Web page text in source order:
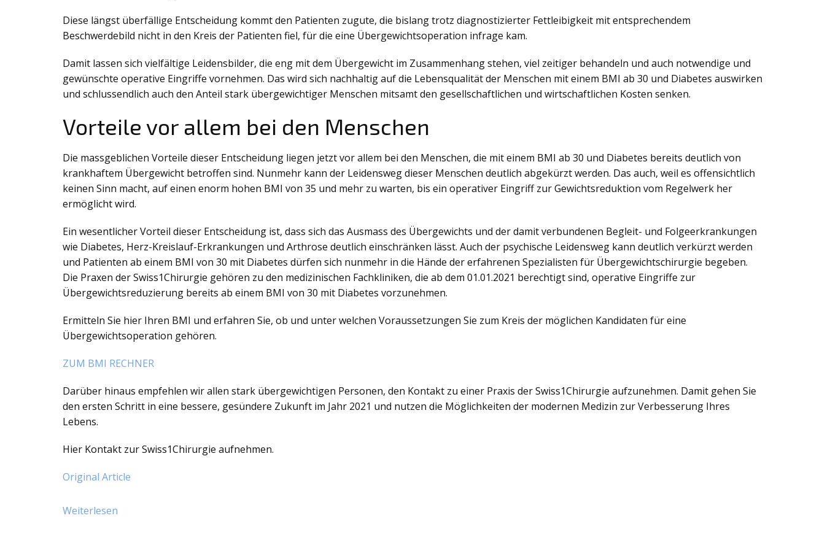
Diese längst überfällige Entscheidung kommt den Patienten zugute, die bislang trotz diagnostizierter Fettleibigkeit mit entsprechendem
Beschwerdebild nicht in den Kreis der Patienten fiel, für die eine Übergewichtsoperation infrage kam.
Damit lassen sich vielfältige Leidensbilder, die eng mit dem Übergewicht im Zusammenhang stehen, viel zeitiger behandeln und auch notwendige und
gewünschte operative Eingriffe vornehmen. Das wird sich nachhaltig auf die Lebensqualität der Menschen mit einem BMI ab 30 und Diabetes auswirken
und schlussendlich auch den Anteil stark übergewichtiger Menschen mitsamt den gesellschaftlichen und wirtschaftlichen Kosten senken.
Vorteile vor allem bei den Menschen
Die massgeblichen Vorteile dieser Entscheidung liegen jetzt vor allem bei den Menschen, die mit einem BMI ab 30 und Diabetes bereits deutlich von
krankhaftem Übergewicht betroffen sind. Nunmehr kann der Leidensweg dieser Menschen deutlich abgekürzt werden. Das auch, weil es offensichtlich
keinen Sinn macht, auf einen enorm hohen BMI von 35 und mehr zu warten, bis ein operativer Eingriff zur Gewichtsreduktion vom Regelwerk her
ermöglicht wird.
Ein wesentlicher Vorteil dieser Entscheidung ist, dass sich das Ausmass des Übergewichts und der damit verbundenen Begleit- und Folgeerkrankungen
wie Diabetes, Herz-Kreislauf-Erkrankungen und Arthrose deutlich einschränken lässt. Auch der psychische Leidensweg kann deutlich verkürzt werden
und Patienten ab einem BMI von 30 mit Diabetes dürfen sich nunmehr in die Hände der erfahrenen Spezialisten für Übergewichtschirurgie begeben.
Die Praxen der Swiss1Chirurgie gehören zu den medizinischen Fachkliniken, die ab dem 01.01.2021 berechtigt sind, operative Eingriffe zur
Übergewichtsreduzierung bereits ab einem BMI von 30 mit Diabetes vorzunehmen.
Ermitteln Sie hier Ihren BMI und erfahren Sie, ob und unter welchen Voraussetzungen Sie zum Kreis der möglichen Kandidaten für eine
Übergewichtsoperation gehören.
ZUM BMI RECHNER
Darüber hinaus empfehlen wir allen stark übergewichtigen Personen, den Kontakt zu einer Praxis der Swiss1Chirurgie aufzunehmen. Damit gehen Sie
den ersten Schritt in eine bessere, gesündere Zukunft im Jahr 2021 und nutzen die Möglichkeiten der modernen Medizin zur Verbesserung Ihres
Lebens.
Hier Kontakt zur Swiss1Chirurgie aufnehmen.
Original Article
Weiterlesen